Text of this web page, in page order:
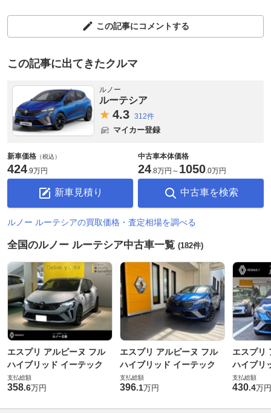
この記事にコメントする
この記事に出てきたクルマ
ルノー
ルーテシア
4.3 312件
マイカー登録
新車価格 （税込）
424.9万円
新車見積り
中古車本体価格
24.8万円 ～ 1050.0万円
中古車を検索
ルノー ルーテシアの買取価格・査定相場を調べる
全国のルノー ルーテシア中古車一覧 (182件)
エスプリ アルピーヌ フル
ハイブリッド イーテック
支払総額
358.6万円
エスプリ アルピーヌ フル
ハイブリッド イーテック
支払総額
396.1万円
エスプリ
ハイブリ
支払総額
430.4万円